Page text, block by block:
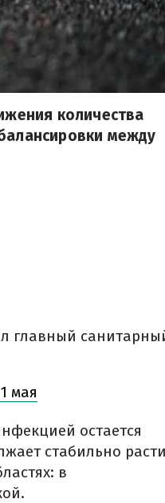
количества
между
главный
мая
остается
стабильно расти
в